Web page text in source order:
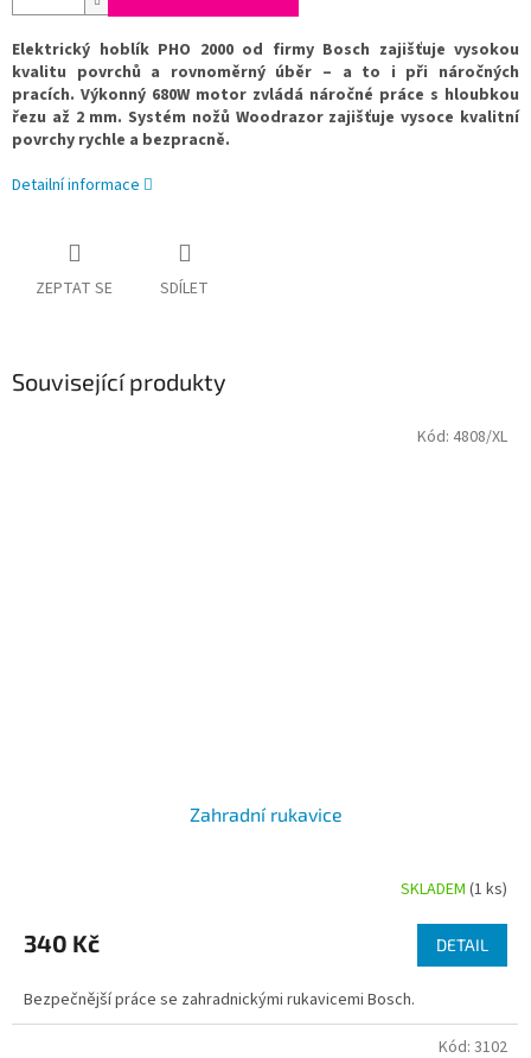
Elektrický hoblík PHO 2000 od firmy Bosch zajišťuje vysokou
kvalitu povrchů a rovnoměrný úběr – a to i při náročných
pracích. Výkonný 680W motor zvládá náročné práce s hloubkou
řezu až 2 mm. Systém nožů Woodrazor zajišťuje vysoce kvalitní
povrchy rychle a bezpracně.
Detailní informace
ZEPTAT SE SDÍLET
Související produkty
Zahradní rukavice
produktu
je
z
5
SKLADEM(1 ks)
340 Kč DETAIL
Bezpečnější práce se zahradnickými rukavicemi Bosch.
Kód: 4808/XL
Kód: 3102